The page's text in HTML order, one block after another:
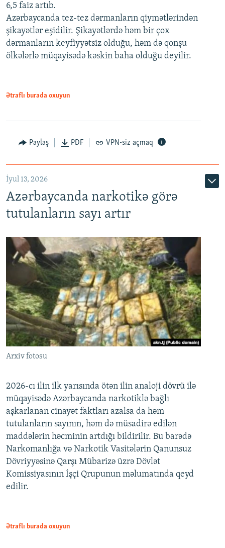
6,5 faiz artıb.
Azərbaycanda tez-tez dərmanların qiymətlərindən
şikayətlər eşidilir. Şikayətlərdə həm bir çox
dərmanların keyfiyyətsiz olduğu, həm də qonşu
ölkələrlə müqayisədə kəskin baha olduğu deyilir.
Ətraflı burada oxuyun
Paylaş PDF VPN-siz açmaq
İyul 13, 2026
Azərbaycanda narkotikə görə
tutulanların sayı artır
Arxiv fotosu
2026-cı ilin ilk yarısında ötən ilin analoji dövrü ilə
müqayisədə Azərbaycanda narkotiklə bağlı
aşkarlanan cinayət faktları azalsa da həm
tutulanların sayının, həm də müsadirə edilən
maddələrin həcminin artdığı bildirilir. Bu barədə
Narkomanlığa və Narkotik Vasitələrin Qanunsuz
Dövriyyəsinə Qarşı Mübarizə üzrə Dövlət
Komissiyasının İşçi Qrupunun məlumatında qeyd
edilir.
Ətraflı burada oxuyun